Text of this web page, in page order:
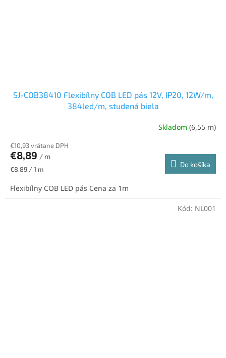
SJ-COB38410 Flexibílny COB LED pás 12V, IP20, 12W/m,
384led/m, studená biela
Skladom (6,55 m)
€10,93 vrátane DPH
€8,89 / m
Jednotková
€8,89 / 1 m
Do košíka
Flexibílny COB LED pás Cena za 1m
Kód: NL001